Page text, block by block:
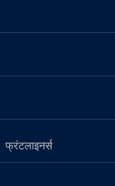
फ्रंटलाइनर्स